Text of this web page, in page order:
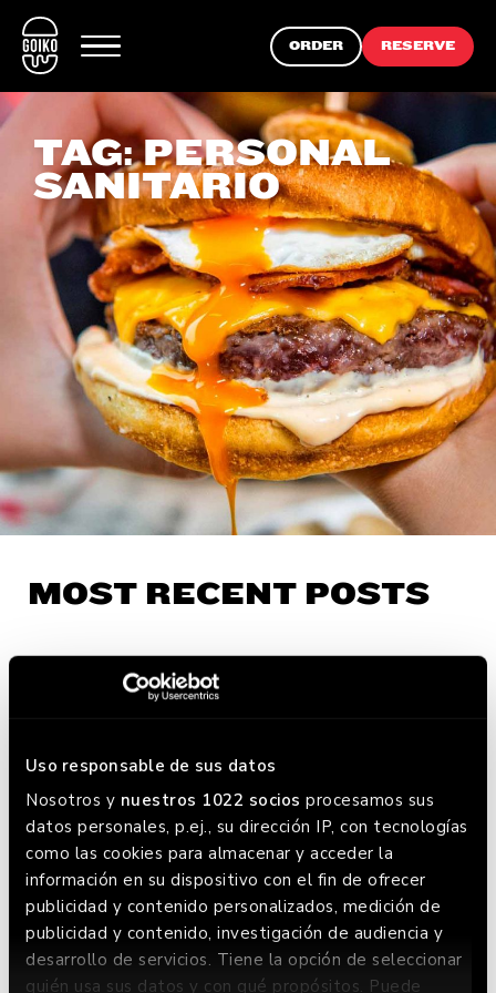
Uso responsable de sus datos
Nosotros y nuestros 1022 socios procesamos sus
datos personales, p.ej., su dirección IP, con tecnologías
como las cookies para almacenar y acceder la
información en su dispositivo con el fin de ofrecer
publicidad y contenido personalizados, medición de
publicidad y contenido, investigación de audiencia y
desarrollo de servicios. Tiene la opción de seleccionar
quién usa sus datos y con qué propósitos. Puede
ORDER RESERVE
TAG:PERSONAL
SANITARIO
MOST RECENT POSTS
Más de mil burgers para
nuestros héroes
FIND YOUR NEAREST